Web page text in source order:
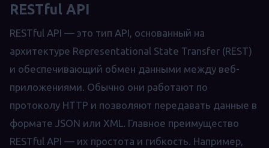
RESTful API
RESTful API — это тип API, основанный на
архитектуре Representational State Transfer (REST)
и обеспечивающий обмен данными между веб-
приложениями. Обычно они работают по
протоколу HTTP и позволяют передавать данные в
формате JSON или XML. Главное преимущество
RESTful API — их простота и гибкость. Например,